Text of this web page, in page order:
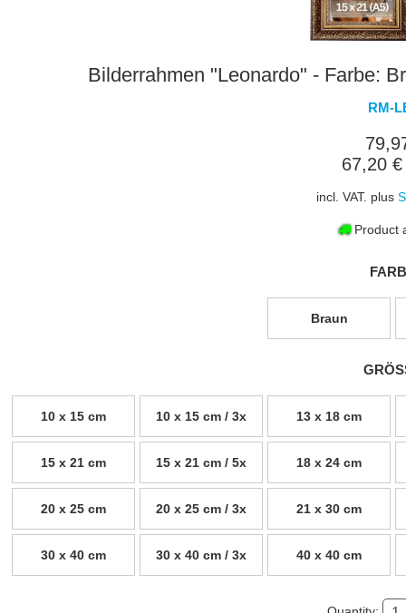
Bilderrahmen "Leonardo" - Farbe:
RM-
67,20
incl. VAT. plus
Product
Braun
10 x 15 cm 10 x 15 cm / 3x 13 x 18 cm
15 x 21 cm 15 x 21 cm / 5x 18 x 24 cm
20 x 25 cm 20 x 25 cm / 3x 21 x 30 cm
30 x 40 cm 30 x 40 cm / 3x 40 x 40 cm